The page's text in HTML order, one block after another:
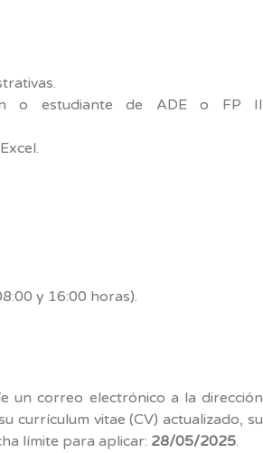
o estudiante de ADE o FP II
y 16:00 horas).
un correo electrónico a la dirección
currículum vitae (CV) actualizado, su
límite para aplicar: 28/05/2025.